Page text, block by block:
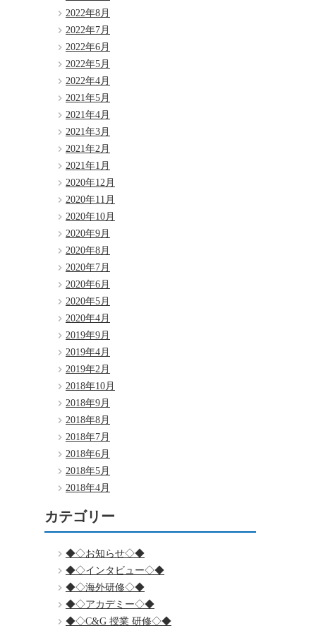
2022年8月
2022年7月
2022年6月
2022年5月
2022年4月
2021年5月
2021年4月
2021年3月
2021年2月
2021年1月
2020年12月
2020年11月
2020年10月
2020年9月
2020年8月
2020年7月
2020年6月
2020年5月
2020年4月
2019年9月
2019年4月
2019年2月
2018年10月
2018年9月
2018年8月
2018年7月
2018年6月
2018年5月
2018年4月
カテゴリー
◆◇お知らせ◇◆
◆◇インタビュー◇◆
◆◇海外研修◇◆
◆◇アカデミー◇◆
◆◇C&G 授業 研修◇◆